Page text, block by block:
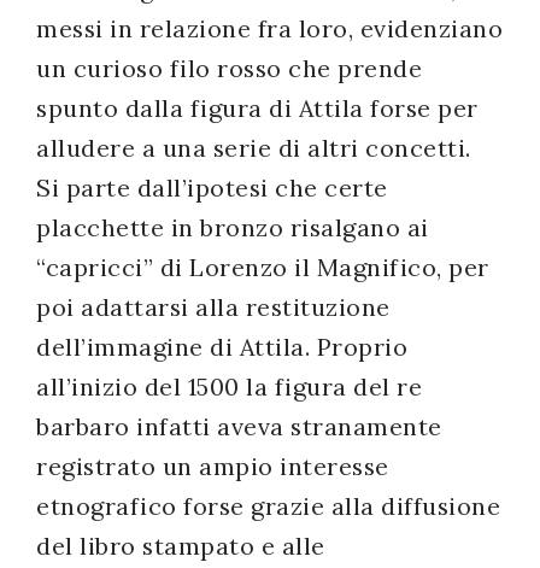
messi in relazione fra loro, evidenziano
un curioso filo rosso che prende
spunto dalla figura di Attila forse per
alludere a una serie di altri concetti.
Si parte dall’ipotesi che certe
placchette in bronzo risalgano ai
“capricci” di Lorenzo il Magnifico, per
poi adattarsi alla restituzione
dell’immagine di Attila. Proprio
all’inizio del 1500 la figura del re
barbaro infatti aveva stranamente
registrato un ampio interesse
etnografico forse grazie alla diffusione
del libro stampato e alle